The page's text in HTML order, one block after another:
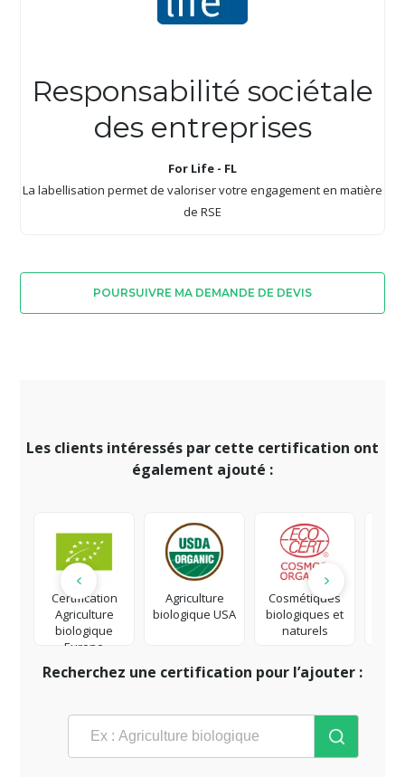
Responsabilité sociétale
des entreprises
For Life - FL
La labellisation permet de valoriser votre engagement en matière
de RSE
POURSUIVRE MA DEMANDE DE DEVIS
Les clients intéressés par cette certification ont
également ajouté :
Certification
Agriculture
biologique
Europe
Agriculture
biologique USA
Cosmétiques
biologiques et
naturels
Recherchez une certification pour l’ajouter :